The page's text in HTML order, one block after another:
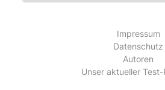
Impressum
Datenschutz
Autoren
Unser aktueller